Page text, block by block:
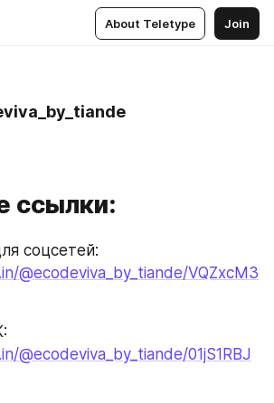
About Teletype Join
ссылки:
@ecodeviva_by_tiande/VQZxcM3
@ecodeviva_by_tiande/01jS1RBJ